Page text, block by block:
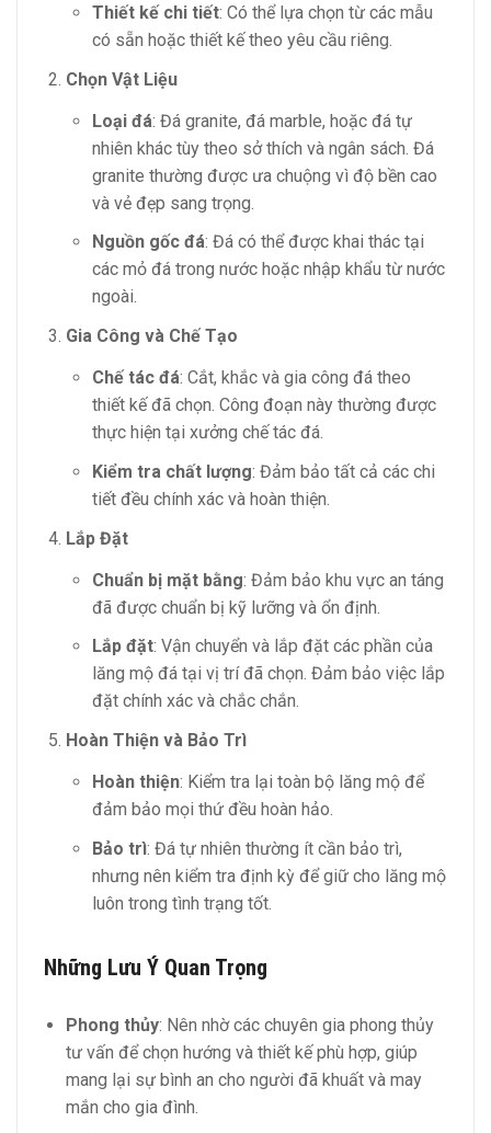
Thiết kế chi tiết: Có thể lựa chọn từ các mẫu
có sẵn hoặc thiết kế theo yêu cầu riêng.
Chọn Vật Liệu
Loại đá: Đá granite, đá marble, hoặc đá tự
nhiên khác tùy theo sở thích và ngân sách. Đá
granite thường được ưa chuộng vì độ bền cao
và vẻ đẹp sang trọng.
Nguồn gốc đá: Đá có thể được khai thác tại
các mỏ đá trong nước hoặc nhập khẩu từ nước
ngoài.
Gia Công và Chế Tạo
Chế tác đá: Cắt, khắc và gia công đá theo
thiết kế đã chọn. Công đoạn này thường được
thực hiện tại xưởng chế tác đá.
Kiểm tra chất lượng: Đảm bảo tất cả các chi
tiết đều chính xác và hoàn thiện.
Lắp Đặt
Chuẩn bị mặt bằng: Đảm bảo khu vực an táng
đã được chuẩn bị kỹ lưỡng và ổn định.
Lắp đặt: Vận chuyển và lắp đặt các phần của
lăng mộ đá tại vị trí đã chọn. Đảm bảo việc lắp
đặt chính xác và chắc chắn.
Hoàn Thiện và Bảo Trì
Hoàn thiện: Kiểm tra lại toàn bộ lăng mộ để
đảm bảo mọi thứ đều hoàn hảo.
Bảo trì: Đá tự nhiên thường ít cần bảo trì,
nhưng nên kiểm tra định kỳ để giữ cho lăng mộ
luôn trong tình trạng tốt.
Những Lưu Ý Quan Trọng
Phong thủy: Nên nhờ các chuyên gia phong thủy
tư vấn để chọn hướng và thiết kế phù hợp, giúp
mang lại sự bình an cho người đã khuất và may
mắn cho gia đình.